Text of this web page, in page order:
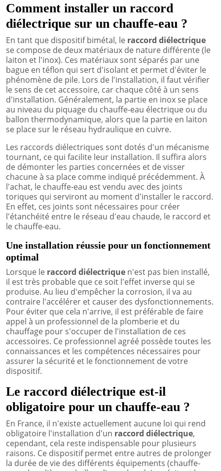
Comment installer un raccord
diélectrique sur un chauffe-eau ?
En tant que dispositif bimétal, le raccord diélectrique
se compose de deux matériaux de nature différente (le
laiton et l'inox). Ces matériaux sont séparés par une
bague en téflon qui sert d'isolant et permet d'éviter le
phénomène de pile. Lors de l'installation, il faut vérifier
le sens de cet accessoire, car chaque côté à un sens
d'installation. Généralement, la partie en inox se place
au niveau du piquage du chauffe-eau électrique ou du
ballon thermodynamique, alors que la partie en laiton
se place sur le réseau hydraulique en cuivre.
Les raccords diélectriques sont dotés d'un mécanisme
tournant, ce qui facilite leur installation. Il suffira alors
de démonter les parties concernées et de visser
chacune à sa place comme indiqué précédemment. À
l'achat, le chauffe-eau est vendu avec des joints
toriques qui serviront au moment d'installer le raccord.
En effet, ces joints sont nécessaires pour créer
l'étanchéité entre le réseau d'eau chaude, le raccord et
le chauffe-eau.
Une installation réussie pour un fonctionnement
optimal
Lorsque le raccord diélectrique n'est pas bien installé,
il est très probable que ce soit l'effet inverse qui se
produise. Au lieu d'empêcher la corrosion, il va au
contraire l'accélérer et causer des dysfonctionnements.
Pour éviter que cela n'arrive, il est préférable de faire
appel à un professionnel de la plomberie et du
chauffage pour s'occuper de l'installation de ces
accessoires. Ce professionnel agréé possède toutes les
connaissances et les compétences nécessaires pour
assurer la sécurité et le fonctionnement de votre
dispositif.
Le raccord diélectrique est-il
obligatoire pour un chauffe-eau ?
En France, il n'existe actuellement aucune loi qui rend
obligatoire l'installation d'un raccord diélectrique,
cependant, cela reste indispensable pour plusieurs
raisons. Ce dispositif permet entre autres de prolonger
la durée de vie des différents équipements (chauffe-